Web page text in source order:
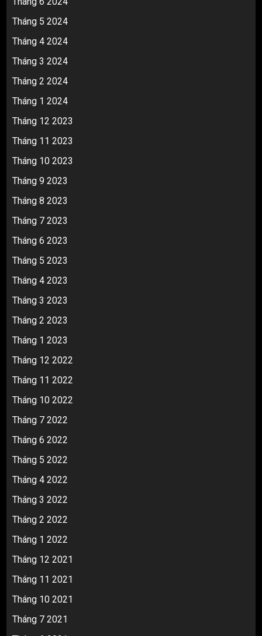
Tháng 5 2024
Tháng 4 2024
Tháng 3 2024
Tháng 2 2024
Tháng 1 2024
Tháng 12 2023
Tháng 11 2023
Tháng 10 2023
Tháng 9 2023
Tháng 8 2023
Tháng 7 2023
Tháng 6 2023
Tháng 5 2023
Tháng 4 2023
Tháng 3 2023
Tháng 2 2023
Tháng 1 2023
Tháng 12 2022
Tháng 11 2022
Tháng 10 2022
Tháng 7 2022
Tháng 6 2022
Tháng 5 2022
Tháng 4 2022
Tháng 3 2022
Tháng 2 2022
Tháng 1 2022
Tháng 12 2021
Tháng 11 2021
Tháng 10 2021
Tháng 7 2021